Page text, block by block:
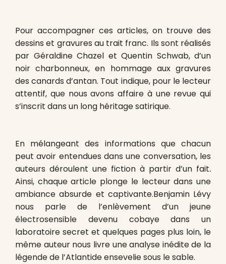
Pour accompagner ces articles, on trouve des
dessins et gravures au trait franc. Ils sont réalisés
par Géraldine Chazel et Quentin Schwab, d’un
noir charbonneux, en hommage aux gravures
des canards d’antan. Tout indique, pour le lecteur
attentif, que nous avons affaire à une revue qui
s’inscrit dans un long héritage satirique.
En mélangeant des informations que chacun
peut avoir entendues dans une conversation, les
auteurs déroulent une fiction à partir d’un fait.
Ainsi, chaque article plonge le lecteur dans une
ambiance absurde et captivante.Benjamin Lévy
nous parle de l’enlèvement d’un jeune
électrosensible devenu cobaye dans un
laboratoire secret et quelques pages plus loin, le
même auteur nous livre une analyse inédite de la
légende de l’Atlantide ensevelie sous le sable.